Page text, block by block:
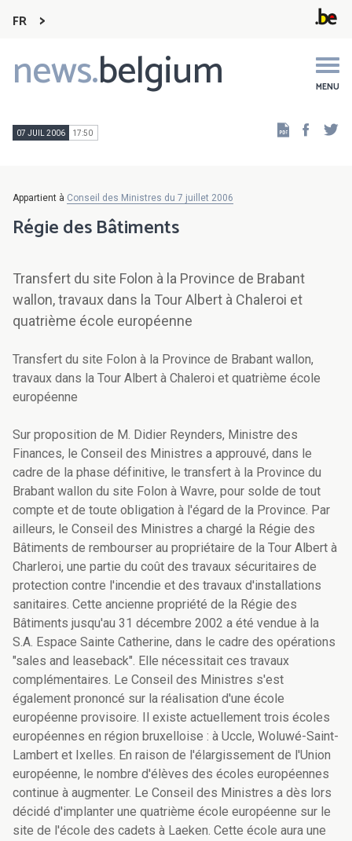
FR
news.belgium MENU
Main
navigation
07 JUIL 2006 17:50
Appartient à Conseil des Ministres du 7 juillet 2006
Régie des Bâtiments
Transfert du site Folon à la Province de Brabant
wallon, travaux dans la Tour Albert à Chaleroi et
quatrième école européenne
Transfert du site Folon à la Province de Brabant wallon,
travaux dans la Tour Albert à Chaleroi et quatrième école
européenne
Sur proposition de M. Didier Reynders, Ministre des
Finances, le Conseil des Ministres a approuvé, dans le
cadre de la phase définitive, le transfert à la Province du
Brabant wallon du site Folon à Wavre, pour solde de tout
compte et de toute obligation à l'égard de la Province. Par
ailleurs, le Conseil des Ministres a chargé la Régie des
Bâtiments de rembourser au propriétaire de la Tour Albert à
Charleroi, une partie du coût des travaux sécuritaires de
protection contre l'incendie et des travaux d'installations
sanitaires. Cette ancienne propriété de la Régie des
Bâtiments jusqu'au 31 décembre 2002 a été vendue à la
S.A. Espace Sainte Catherine, dans le cadre des opérations
"sales and leaseback". Elle nécessitait ces travaux
complémentaires. Le Conseil des Ministres s'est
également prononcé sur la réalisation d'une école
européenne provisoire. Il existe actuellement trois écoles
européennes en région bruxelloise : à Uccle, Woluwé-Saint-
Lambert et Ixelles. En raison de l'élargissement de l'Union
européenne, le nombre d'élèves des écoles européennes
continue à augmenter. Le Conseil des Ministres a dès lors
décidé d'implanter une quatrième école européenne sur le
site de l'école des cadets à Laeken. Cette école aura une